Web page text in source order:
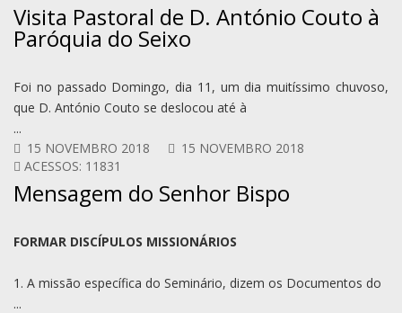
Visita Pastoral de D. António Couto à
Paróquia do Seixo
Foi no passado Domingo, dia 11, um dia muitíssimo chuvoso,
que D. António Couto se deslocou até à
...
15 NOVEMBRO 2018
15 NOVEMBRO 2018
ACESSOS: 11831
Mensagem do Senhor Bispo
FORMAR DISCÍPULOS MISSIONÁRIOS
1. A missão específica do Seminário, dizem os Documentos do
...